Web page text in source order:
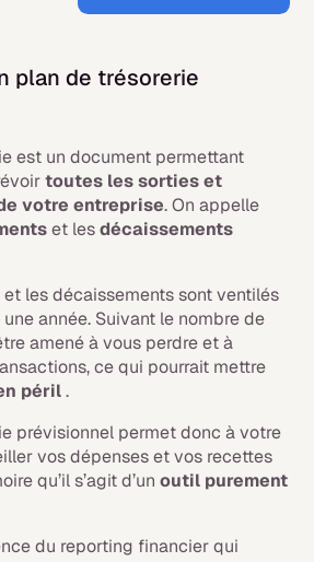
plan de trésorerie
est un document permettant
toutes les sorties et
votre entreprise. On appelle
et lesdécaissements
les décaissements sont ventilés
année. Suivant le nombre de
amené à vous perdre et à
ce qui pourrait mettre
péril.
prévisionnel permet donc à votre
vos dépenses et vos recettes
qu’il s’agit d’unoutil purement
du reporting financier qui